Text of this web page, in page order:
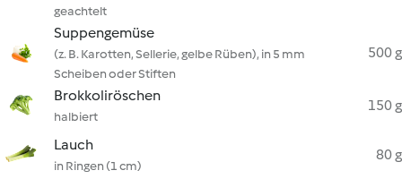
geachtelt
Suppengemüse
(z. B. Karotten, Sellerie, gelbe Rüben), in 5 mm
Scheiben oder Stiften
500 g
Brokkoliröschen
halbiert
150 g
Lauch
in Ringen (1 cm)
80 g